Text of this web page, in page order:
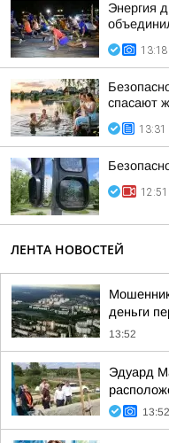
Энергия
13:18
спасают
13:31
12:51
ЛЕНТА НОВОСТЕЙ
деньги
13:52
Эдуард
13:52